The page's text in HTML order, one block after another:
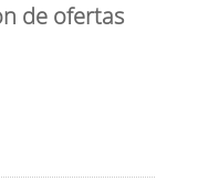
de ofertas